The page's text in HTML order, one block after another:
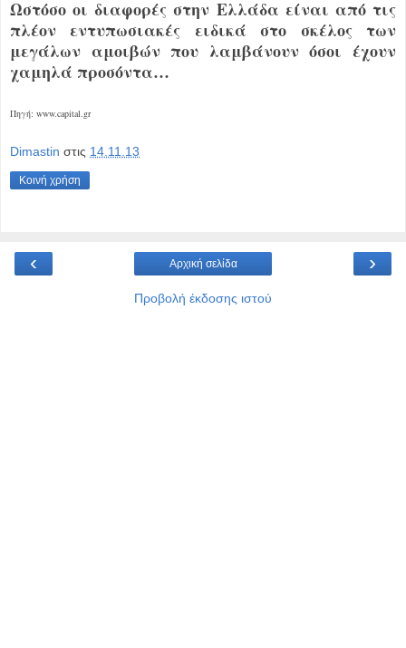
Ωστόσο οι διαφορές στην Ελλάδα είναι από τις
πλέον εντυπωσιακές ειδικά στο σκέλος των
μεγάλων αμοιβών που λαμβάνουν όσοι έχουν
χαμηλά προσόντα…
Πηγή: www.capital.gr
Dimastin στις 14.11.13
Κοινή χρήση
‹ ›
Αρχική σελίδα
Προβολή έκδοσης ιστού